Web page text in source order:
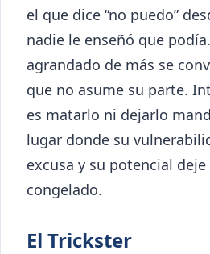
el que dice “no puedo”
nadie le enseñó que
agrandado de más se
que no asume su parte.
es matarlo ni dejarlo
lugar donde su
excusa y su potencial
congelado.
El Trickster